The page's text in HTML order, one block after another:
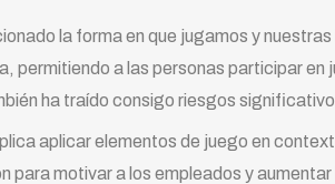
la forma en que jugamos y
permitiendo a las personas participar
ha traído consigo riesgos
aplicar elementos de juego en
para motivar a los empleados y